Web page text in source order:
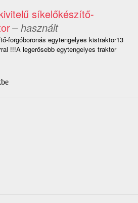
síkelőkészítő-
– használt
forgóboronás egytengelyes kistraktor13
!!!A legerősebb egytengelyes traktor